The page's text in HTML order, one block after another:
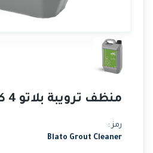
منظف ترويبة بلاتو 4 كجم
رمز :
Blato Grout Cleaner